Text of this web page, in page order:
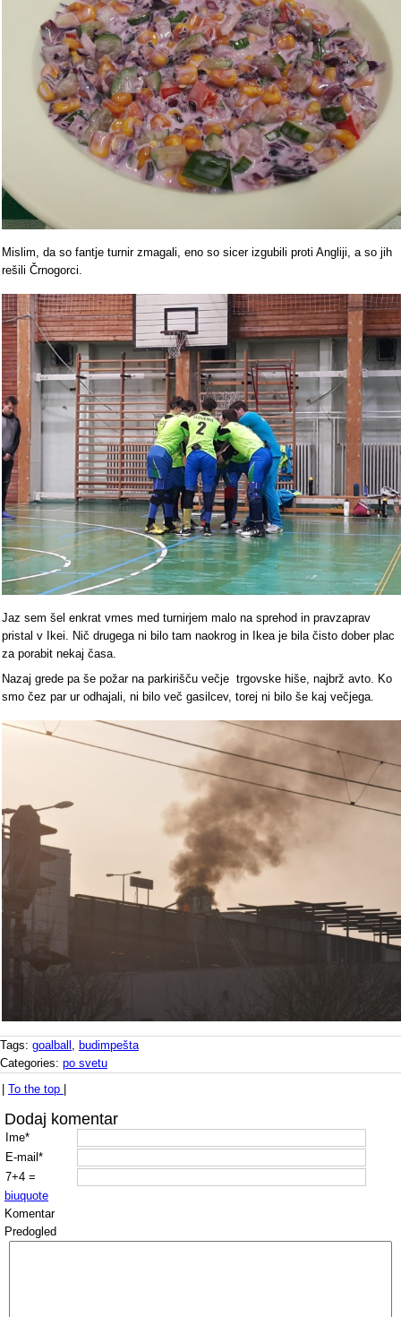
Mislim, da so fantje turnir zmagali, eno so sicer izgubili proti Angliji, a so jih
rešili Črnogorci.
Jaz sem šel enkrat vmes med turnirjem malo na sprehod in pravzaprav
pristal v Ikei. Nič drugega ni bilo tam naokrog in Ikea je bila čisto dober plac
za porabit nekaj časa.
Nazaj grede pa še požar na parkirišču večje trgovske hiše, najbrž avto. Ko
smo čez par ur odhajali, ni bilo več gasilcev, torej ni bilo še kaj večjega.
Tags: goalball , budimpešta
Categories: po svetu
To the top
Dodaj komentar
Ime*
E-mail*
7+4 =
biuquote
Komentar
Predogled